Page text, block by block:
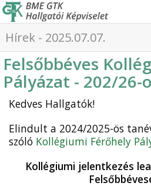
Hírek - 2025.07.07.
Felsőbbéves
Pályázat - 202/26-
Kedves Hallgatók!
Elindult a 2024/2025-ös
szóló Kollégiumi Férőhely
Kollégiumi jelentkezés